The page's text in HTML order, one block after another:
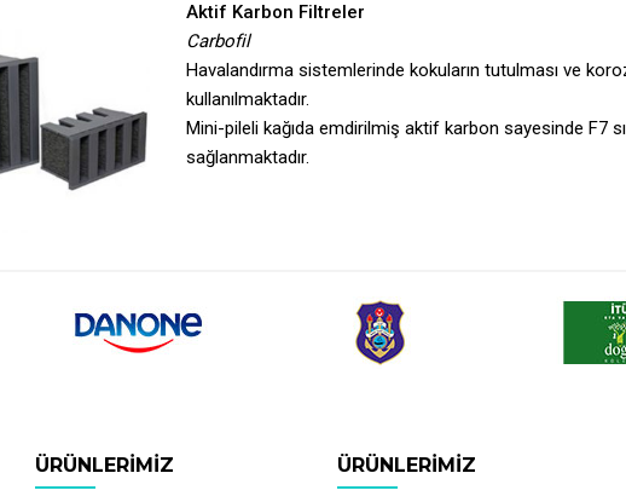
Aktif Karbon Filtreler
Carbofil
Havalandırma sistemlerinde kokuların tutulması ve
kullanılmaktadır.
Mini-pileli kağıda emdirilmiş aktif karbon sayesinde F7
sağlanmaktadır.
ÜRÜNLERIMIZ ÜRÜNLERIMIZ